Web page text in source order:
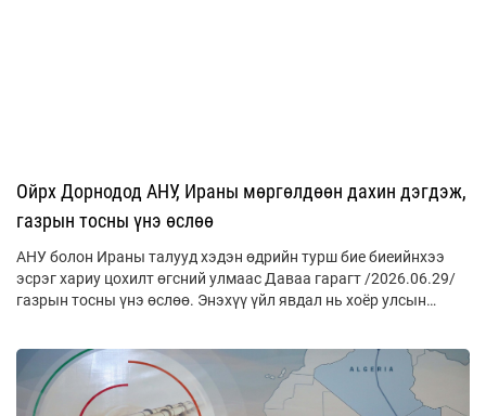
Ойрх Дорнодод АНУ, Ираны мөргөлдөөн дахин дэгдэж,
газрын тосны үнэ өслөө
АНУ болон Ираны талууд хэдэн өдрийн турш бие биеийнхээ
эсрэг хариу цохилт өгсний улмаас Даваа гарагт /2026.06.29/
газрын тосны үнэ өслөө. Энэхүү үйл явдал нь хоёр улсын
өнгөрөх эрчим хүчний тээвэрлэлтийг дахин саатуулахад
хүргэж байна.